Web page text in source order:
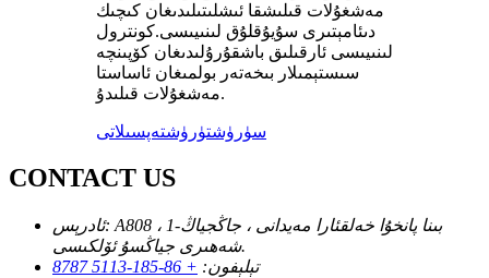
مەشغۇلات قىلىشقا ئىشلىتىلىدىغان كىچىك
دىئامېتىرى سۇيۇقلۇق لىنىيىسى.كونترول
لىنىيىسى ئارقىلىق باشقۇرۇلىدىغان كۆپىنچە
سىستېمىلار بىخەتەر بولمىغان ئاساستا
مەشغۇلات قىلىدۇ.
سۈرۈشتۈرۈشتەپسىلاتى
CONTACT US
ئادرېس: A808 ، 1-بىنا پانخۇا خەلقئارا مەيدانى ، جاڭجياڭ
شەھىرى جياڭسۇ ئۆلكىسى.
تېلېفون: + 86-185-5113 8787